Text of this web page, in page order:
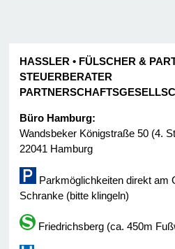
HASSLER • FÜLSCHER &
STEUERBERATER
Büro Hamburg:
Wandsbeker Königstraße 50 (4.
22041 Hamburg
Parkmöglichkeiten direkt am
Schranke (bitte klingeln)
Friedrichsberg (ca. 450m